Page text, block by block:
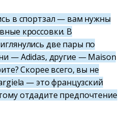
в спортзал — вам нужны
кроссовки. В
две пары по
— Adidas, другие — Maison
Скорее всего, вы не
— это французский
отдадите предпочтение